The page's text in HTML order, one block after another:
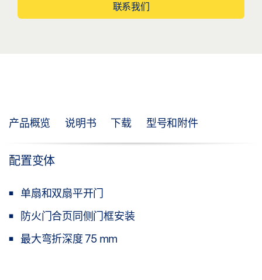
联系我们
产品概览 说明书 下载 型号和附件
配置变体
单扇和双扇平开门
防火门合页同侧门框安装
最大弯折深度 75 mm